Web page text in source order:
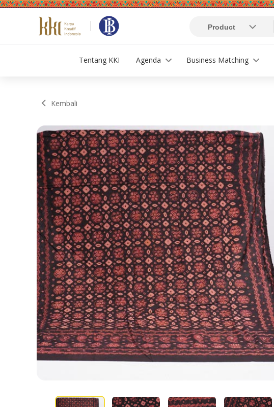
Tentang KKI Agenda Business Matching
Kembali